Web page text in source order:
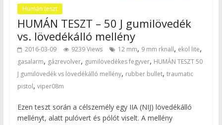
Humán teszt
HUMÁN TESZT – 50 J gumilövedék
vs. lövedékálló mellény
2016-03-09 9239 Views 12 mm, 9 mm rknall, ekol lite,
gasalarm, gázrevolver, gumilövedékes fegyver, HUMÁN TESZT 50
J gumilövedék vs lövedékálló mellény, rubber bullet, traumatic
pistol, viper08m
Ezen teszt során a célszemély egy IIA (NIJ) lövedékálló
mellényt, alatt pulóvert és pólót viselt. A mellény